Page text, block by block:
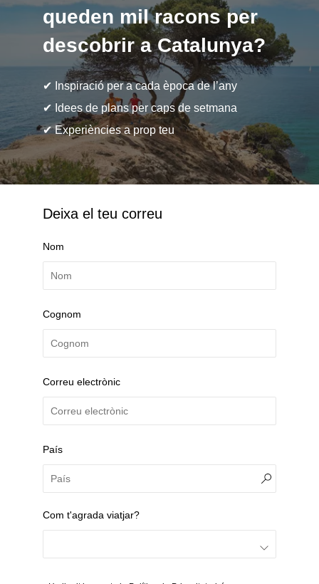
queden mil racons per
descobrir a Catalunya?
✔ Inspiració per a cada època de l’any
✔ Idees de plans per caps de setmana
✔ Experiències a prop teu
Deixa el teu correu
Nom
Cognom
Correu electrònic
País
Com t'agrada viatjar?